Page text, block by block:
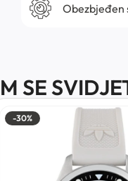
Obezbjeđen
SE
-30%